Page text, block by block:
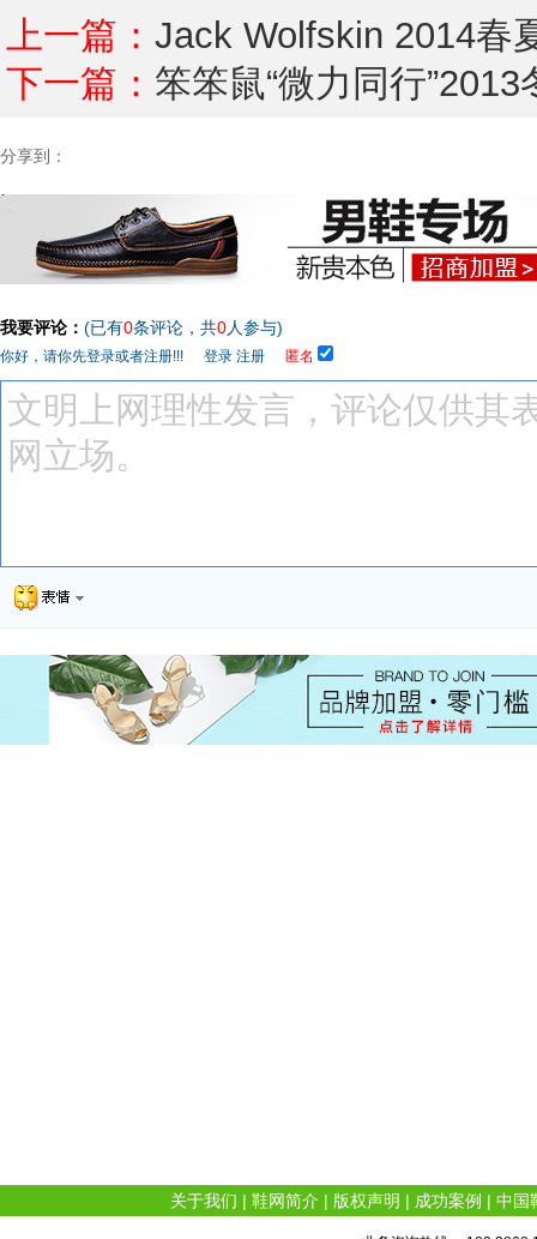
上一篇： Jack Wolfskin 2014春
下一篇： 笨笨鼠“微力同行
分享到：
我要评论： (已有0条评论，共0人参与)
你好，请你先登录或者注册!!! 登录 注册 匿名
关于我们 | 鞋网简介 | 版权声明 | 成功案例 | 中国